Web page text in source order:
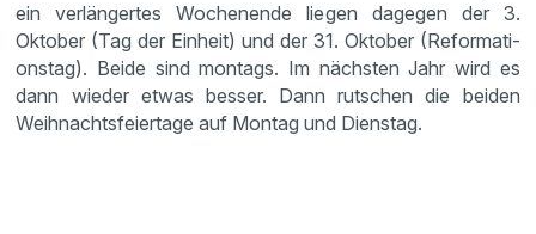
ein verlän­gertes Wochen­ende liegen dagegen der 3.
Oktober (Tag der Einheit) und der 31. Oktober (Refor­ma­ti­
onstag). Beide sind montags. Im nächsten Jahr wird es
dann wieder etwas besser. Dann rutschen die beiden
Weihnachts­fei­er­tage auf Montag und Dienstag.